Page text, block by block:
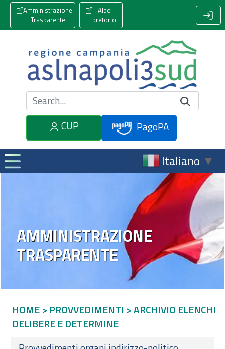
Amministrazione
Trasparente
Albo
pretorio
Cerca nel sito
CUP
PagoPA
Italiano ▼
AMMINISTRAZIONE
TRASPARENTE
HOME > PROVVEDIMENTI > ARCHIVIO ELENCHI
DELIBERE E DETERMINE